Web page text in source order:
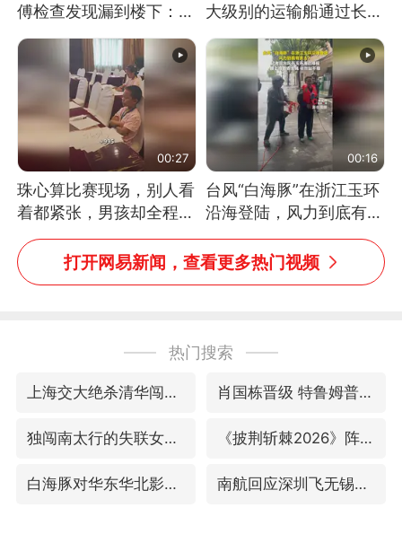
傅检查发现漏到楼下：出
风口未延伸到外墙
大级别的运输船通过长江
大桥这一幕，太震撼了！
00:27
珠心算比赛现场，别人看
着都紧张，男孩却全程气
定神闲、从容作答，最终
拿下冠军。网友：这淡定
的样子，一看就是有实
00:16
台风“白海豚”在浙江玉环
沿海登陆，风力到底有多
大？记者腰上拴着安全
绳，依然站不稳
打开网易新闻，查看更多热门视频
热门搜索
上海交大绝杀清华闯进AUBL总决赛 肖国栋晋级 特鲁姆普爆冷出局
独闯南太行的失联女生最后轨迹已确认 《披荆斩棘2026》阵容官宣
白海豚对华东华北影响会大于巴威 南航回应深圳飞无锡航班起飞时遭雷击